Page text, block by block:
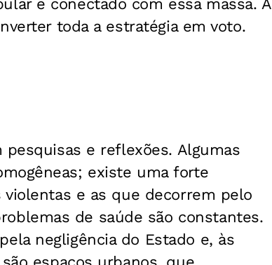
e conectado com essa massa. A
toda a estratégia em voto.
e reflexões. Algumas
existe uma forte
violentas e as que decorrem pelo
de saúde são constantes.
negligência do Estado e, às